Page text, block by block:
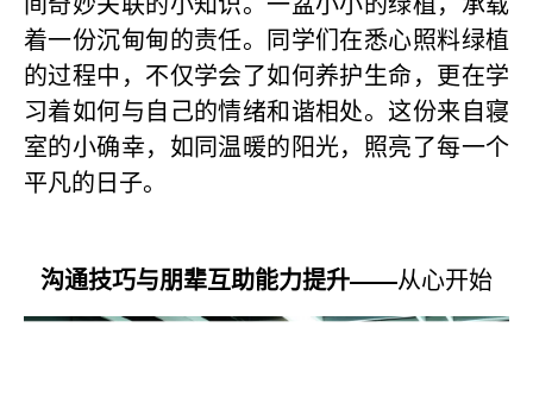
着一份沉甸甸的责任。同学们在悉心照料绿植
的过程中，不仅学会了如何养护生命，更在学
习着如何与自己的情绪和谐相处。这份来自寝
室的小确幸，如同温暖的阳光，照亮了每一个
平凡的日子。
沟通技巧与朋辈互助能力提升——从心开始